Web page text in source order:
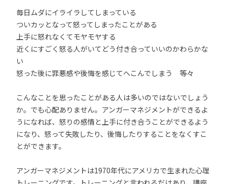
毎日ムダにイライラしてしまっている
ついカッとなって怒ってしまったことがある
上手に怒れなくてモヤモヤする
近くにすごく怒る人がいてどう付き合っていいのかわらかな
い
怒った後に罪悪感や後悔を感じてへこんでしまう 等々
こんなことを思ったことがある人は多いのではないでしょう
か。でも心配ありません。アンガーマネジメントができるよ
うになれば、怒りの感情と上手に付き合うことができるよう
になり、怒って失敗したり、後悔したりすることをなくすこ
とができます。
アンガーマネジメントは1970年代にアメリカで生まれた心理